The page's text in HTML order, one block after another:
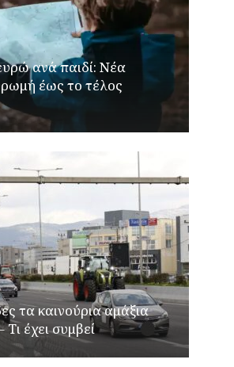
ανά παιδί: Νέα
έως το τέλος
τα καινούρια αμάξια
έχει συμβεί